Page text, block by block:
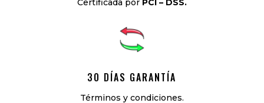
Certificada por PCI – DSS.
30 DÍAS GARANTÍA
Términos y condiciones.